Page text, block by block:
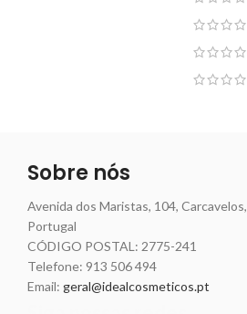
Sobre nós
Avenida dos Maristas, 104, Carcavelos,
Portugal
CÓDIGO POSTAL: 2775-241
Telefone: 913 506 494
Email: geral@idealcosmeticos.pt